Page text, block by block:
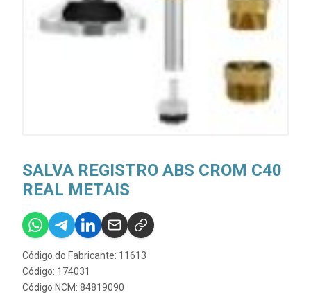
SALVA REGISTRO ABS CROM C40
REAL METAIS
Código do Fabricante: 11613
Código: 174031
Código NCM: 84819090